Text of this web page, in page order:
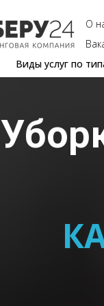
О
Виды услуг по